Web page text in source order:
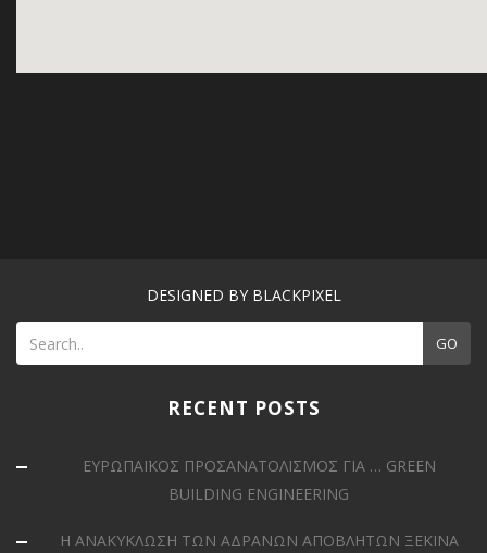
DESIGNED BY BLACKPIXEL
GO
RECENT POSTS
ΕΥΡΩΠΑΪΚΟΣ ΠΡΟΣΑΝΑΤΟΛΙΣΜΟΣ ΓΙΑ … GREEN
BUILDING ENGINEERING
Η ΑΝΑΚΥΚΛΩΣΗ ΤΩΝ ΑΔΡΑΝΩΝ ΑΠΟΒΛΗΤΩΝ ΞΕΚΙΝΑ